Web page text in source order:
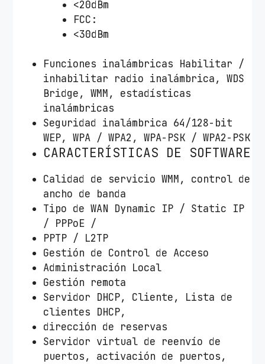
<20dBm
FCC:
<30dBm
Funciones inalámbricas Habilitar /
inhabilitar radio inalámbrica, WDS
Bridge, WMM, estadísticas
inalámbricas
Seguridad inalámbrica 64/128-bit
WEP, WPA / WPA2, WPA-PSK / WPA2-PSK
CARACTERÍSTICAS DE SOFTWARE
Calidad de servicio WMM, control de
ancho de banda
Tipo de WAN Dynamic IP / Static IP
/ PPPoE /
PPTP / L2TP
Gestión de Control de Acceso
Administración Local
Gestión remota
Servidor DHCP, Cliente, Lista de
clientes DHCP,
dirección de reservas
Servidor virtual de reenvío de
puertos, activación de puertos,